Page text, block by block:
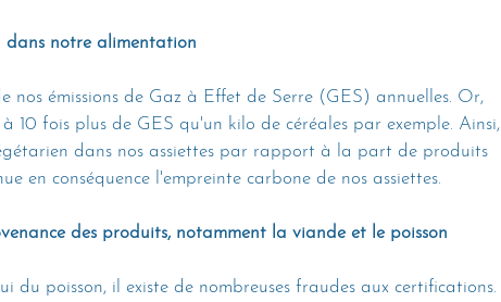
notre alimentation
émissions de Gaz à Effet de Serre (GES) annuelles. Or,
10 fois plus de GES qu'un kilo de céréales par exemple. Ainsi,
dans nos assiettes par rapport à la part de produits
en conséquence l'empreinte carbone de nos assiettes.
des produits, notamment la viande et le poisson
du poisson, il existe de nombreuses fraudes aux certifications.